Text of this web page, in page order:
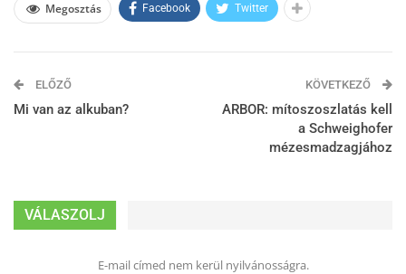
Megosztás Facebook Twitter
ELŐZŐ
Mi van az alkuban?
KÖVETKEZŐ
ARBOR: mítoszoszlatás kell
a Schweighofer
mézesmadzagjához
VÁLASZOLJ
E-mail címed nem kerül nyilvánosságra.